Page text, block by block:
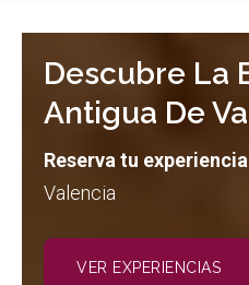
Descubre La
Antigua De
Reserva tu experiencia
Valencia
VER EXPERIENCIAS